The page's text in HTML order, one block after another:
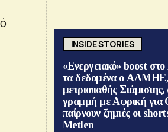
INSIDE STORIES
«Ενεργειακό» boost
τα δεδομένα ο
μετριοπαθής Σιάμισιης,
γραμμή με Αφρική για
παίρνουν ζημιές οι
Metlen